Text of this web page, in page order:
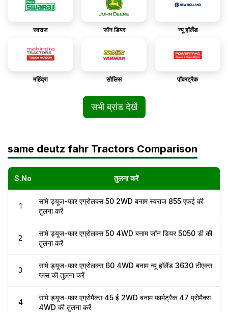
स्वराज जॉन डियर न्यू हॉलैंड
महिंद्रा सोलिस पॉवरट्रैक
सभी ब्रांड देखें
same deutz fahr Tractors Comparison
S.No तुलना करें
1
सामे ड्यूज-फार एग्रोलक्स 50 2WD बनाम स्वराज 855 एफई की
तुलना करें
2
सामे ड्यूज-फार एग्रोलक्स 50 4WD बनाम जॉन डियर 5050 डी की
तुलना करें
3
सामे ड्यूज-फार एग्रोलक्स 60 4WD बनाम न्यू हॉलैंड 3630 टीएक्स
प्लस की तुलना करें
4
सामे ड्यूज-फार एग्रोमैक्स 45 ई 2WD बनाम फार्मट्रैक 47 प्रोमैक्स
4WD की तुलना करें